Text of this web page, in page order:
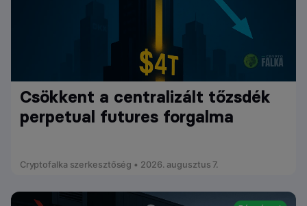
Csökkent a centralizált tőzsdék
perpetual futures forgalma
Cryptofalka szerkesztőség • 2026. augusztus 7.